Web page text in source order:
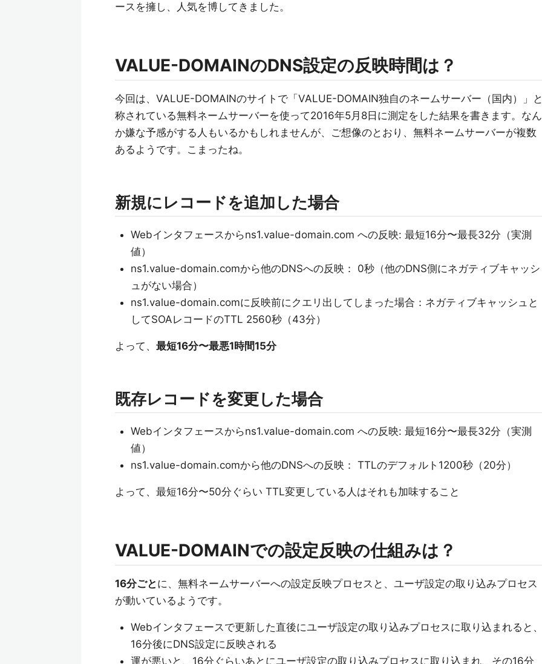
ースを擁し、人気を博してきました。
VALUE-DOMAINのDNS設定の反映時間は？
今回は、VALUE-DOMAINのサイトで「VALUE-DOMAIN独自のネームサーバー（国内）」
称されている無料ネームサーバーを使って2016年5月8日に測定をした結果を書きます。なん
か嫌な予感がする人もいるかもしれませんが、ご想像のとおり、無料ネームサーバーが複数
あるようです。こまったね。
新規にレコードを追加した場合
Webインタフェースからns1.value-domain.com への反映: 最短16分〜最長32分（実測
値）
ns1.value-domain.comから他のDNSへの反映： 0秒（他のDNS側にネガティブキャッシ
ュがない場合）
ns1.value-domain.comに反映前にクエリ出してしまった場合：ネガティブキャッシュと
してSOAレコードのTTL 2560秒（43分）
よって、 最短16分〜最悪1時間15分
既存レコードを変更した場合
Webインタフェースからns1.value-domain.com への反映: 最短16分〜最長32分（実測
値）
ns1.value-domain.comから他のDNSへの反映： TTLのデフォルト1200秒（20分）
よって、最短16分〜50分ぐらい TTL変更している人はそれも加味すること
VALUE-DOMAINでの設定反映の仕組みは？
16分ごと に、無料ネームサーバーへの設定反映プロセスと、ユーザ設定の取り込みプロセス
が動いているようです。
Webインタフェースで更新した直後にユーザ設定の取り込みプロセスに取り込まれると
16分後にDNS設定に反映される
運が悪いと、16分ぐらいあとにユーザ設定の取り込みプロセスに取り込まれ、その16分